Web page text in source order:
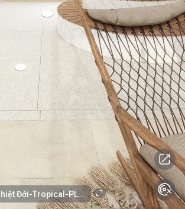
Phong Cách Nhiệt Đới-Tropical-PLND